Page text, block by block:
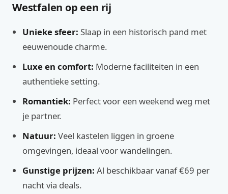
Westfalen op een rij
Unieke sfeer: Slaap in een historisch pand met
eeuwenoude charme.
Luxe en comfort: Moderne faciliteiten in een
authentieke setting.
Romantiek: Perfect voor een weekend weg met
je partner.
Natuur: Veel kastelen liggen in groene
omgevingen, ideaal voor wandelingen.
Gunstige prijzen: Al beschikbaar vanaf €69 per
nacht via deals.